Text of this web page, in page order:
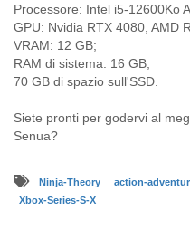
Processore: Intel i5-12600Ko
GPU: Nvidia RTX 4080, AMD
VRAM: 12 GB;
RAM di sistema: 16 GB;
70 GB di spazio sull'SSD.
Siete pronti per godervi al
Senua?
Ninja-Theory action-
Xbox-Series-S-X